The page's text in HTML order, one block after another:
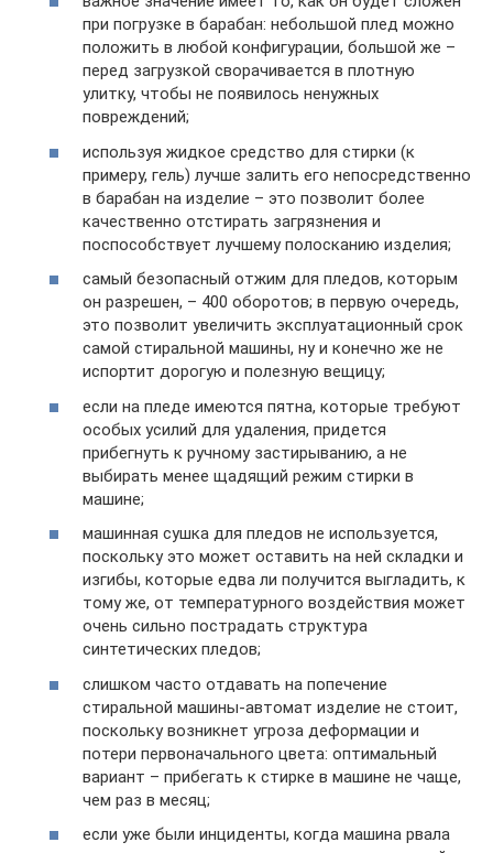
при погрузке в барабан: небольшой плед можно
положить в любой конфигурации, большой же –
перед загрузкой сворачивается в плотную
улитку, чтобы не появилось ненужных
повреждений;
используя жидкое средство для стирки (к
примеру, гель) лучше залить его непосредственно
в барабан на изделие – это позволит более
качественно отстирать загрязнения и
поспособствует лучшему полосканию изделия;
самый безопасный отжим для пледов, которым
он разрешен, – 400 оборотов; в первую очередь,
это позволит увеличить эксплуатационный срок
самой стиральной машины, ну и конечно же не
испортит дорогую и полезную вещицу;
если на пледе имеются пятна, которые требуют
особых усилий для удаления, придется
прибегнуть к ручному застирыванию, а не
выбирать менее щадящий режим стирки в
машине;
машинная сушка для пледов не используется,
поскольку это может оставить на ней складки и
изгибы, которые едва ли получится выгладить, к
тому же, от температурного воздействия может
очень сильно пострадать структура
синтетических пледов;
слишком часто отдавать на попечение
стиральной машины-автомат изделие не стоит,
поскольку возникнет угроза деформации и
потери первоначального цвета: оптимальный
вариант – прибегать к стирке в машине не чаще,
чем раз в месяц;
если уже были инциденты, когда машина рвала